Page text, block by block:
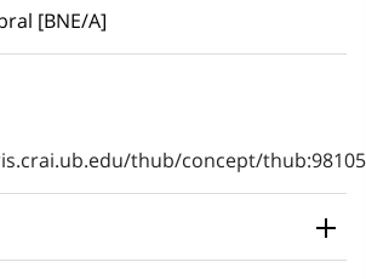
[BNE/A]
thub/concept/